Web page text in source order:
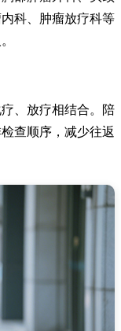
科、肿瘤放疗科等
、放疗相结合。陪
查顺序，减少往返